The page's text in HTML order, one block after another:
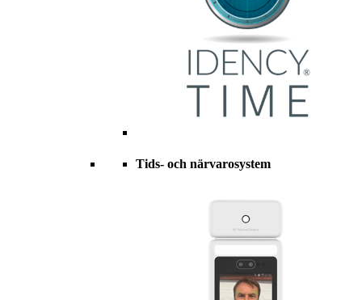
Tids- och närvarosystem